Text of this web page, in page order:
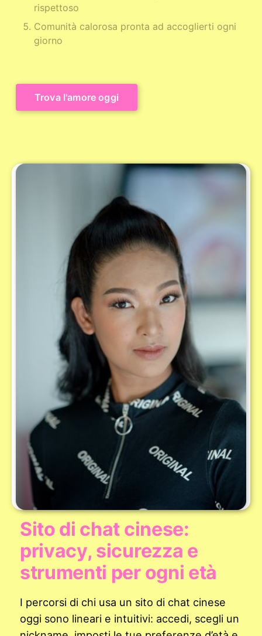
rispettoso
Comunità calorosa pronta ad accoglierti ogni
giorno
Trova l'amore oggi
Sito di chat cinese:
privacy, sicurezza e
strumenti per ogni età
I percorsi di chi usa un sito di chat cinese
oggi sono lineari e intuitivi: accedi, scegli un